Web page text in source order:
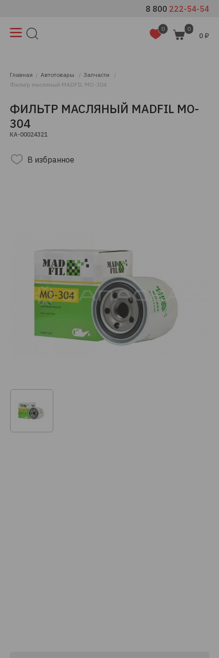
8 800 222-54-54
0 0
0 ₽
Главная Автотовары
Запчасти
Фильтр масляный MADFIL MO-304
ФИЛЬТР МАСЛЯНЫЙ MADFIL MO-
304
КА-00024321
В избранное